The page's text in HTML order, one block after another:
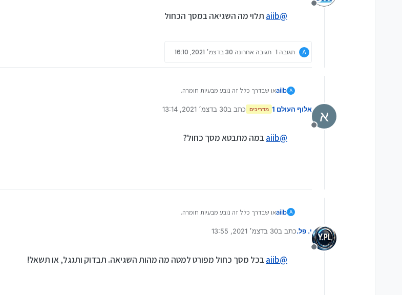
מנותק
@
aiib תלוי מה השגיאה במסך הכחול
A תגובה 1 תגובה אחרונה 30 בדצמ׳ 2021, 16:10
A
aiibאו שבדרך כלל זה נובע מבעיות חומרה.
א
מנותק
אלוף העולם 1 מדריכים כתב ב30 בדצמ׳ 2021, 13:14
נערך לאחרונה על ידי
@
aiib במה מתבטא מסך כחול?
A
aiibאו שבדרך כלל זה נובע מבעיות חומרה.
מנותק
י. פל.כתב ב30 בדצמ׳ 2021, 13:55
נערך לאחרונה על ידי
@
aiib בכל מסך כחול מפורט למטה מה מהות השגיאה. תבדוק ותגגל, או תשאל!